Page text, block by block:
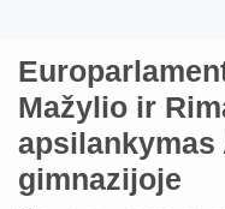
Mažylio ir
apsilankymas
gimnazijoje